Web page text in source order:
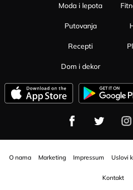
Moda i lepota
Putovanja
Recepti
Dom i dekor
O nama Marketing Impressum Uslovi
Kontakt